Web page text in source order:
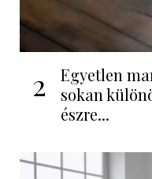
2
Egyetlen
sokan
észre...